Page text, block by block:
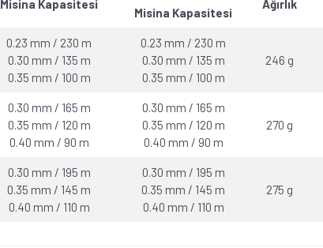
Misina Kapasitesi
Misina Kapasitesi
Ağırlık
0.23 mm / 230 m
0.30 mm / 135 m
0.35 mm / 100 m
0.23 mm / 230 m
0.30 mm / 135 m
0.35 mm / 100 m
246 g
0.30 mm / 165 m
0.35 mm / 120 m
0.40 mm / 90 m
0.30 mm / 165 m
0.35 mm / 120 m
0.40 mm / 90 m
270 g
0.30 mm / 195 m
0.35 mm / 145 m
0.40 mm / 110 m
0.30 mm / 195 m
0.35 mm / 145 m
0.40 mm / 110 m
275 g